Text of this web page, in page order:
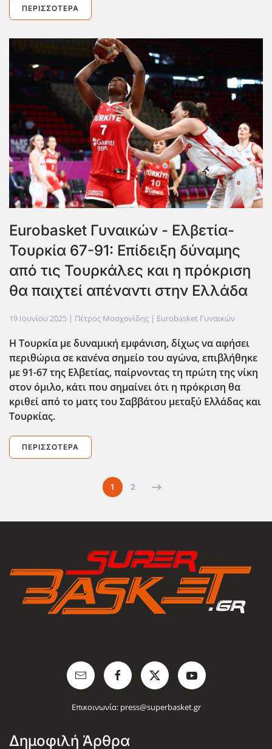
ΠΕΡΙΣΣΌΤΕΡΑ
Eurobasket Γυναικών - Ελβετία-
Τουρκία 67-91: Επίδειξη δύναμης
από τις Τουρκάλες και η πρόκριση
θα παιχτεί απέναντι στην Ελλάδα
19 Ιουνίου 2025 | Πέτρος Μοσχονίδης | Eurobasket Γυναικών
Η Τουρκία με δυναμική εμφάνιση, δίχως να αφήσει
περιθώρια σε κανένα σημείο του αγώνα, επιβλήθηκε
με 91-67 της Ελβετίας, παίρνοντας τη πρώτη της νίκη
στον όμιλο, κάτι που σημαίνει ότι η πρόκριση θα
κριθεί από το ματς του Σαββάτου μεταξύ Ελλάδας και
Τουρκίας.
ΠΕΡΙΣΣΌΤΕΡΑ
1 2
Επικοινωνία: press@superbasket.gr
Δημοφιλή Άρθρα